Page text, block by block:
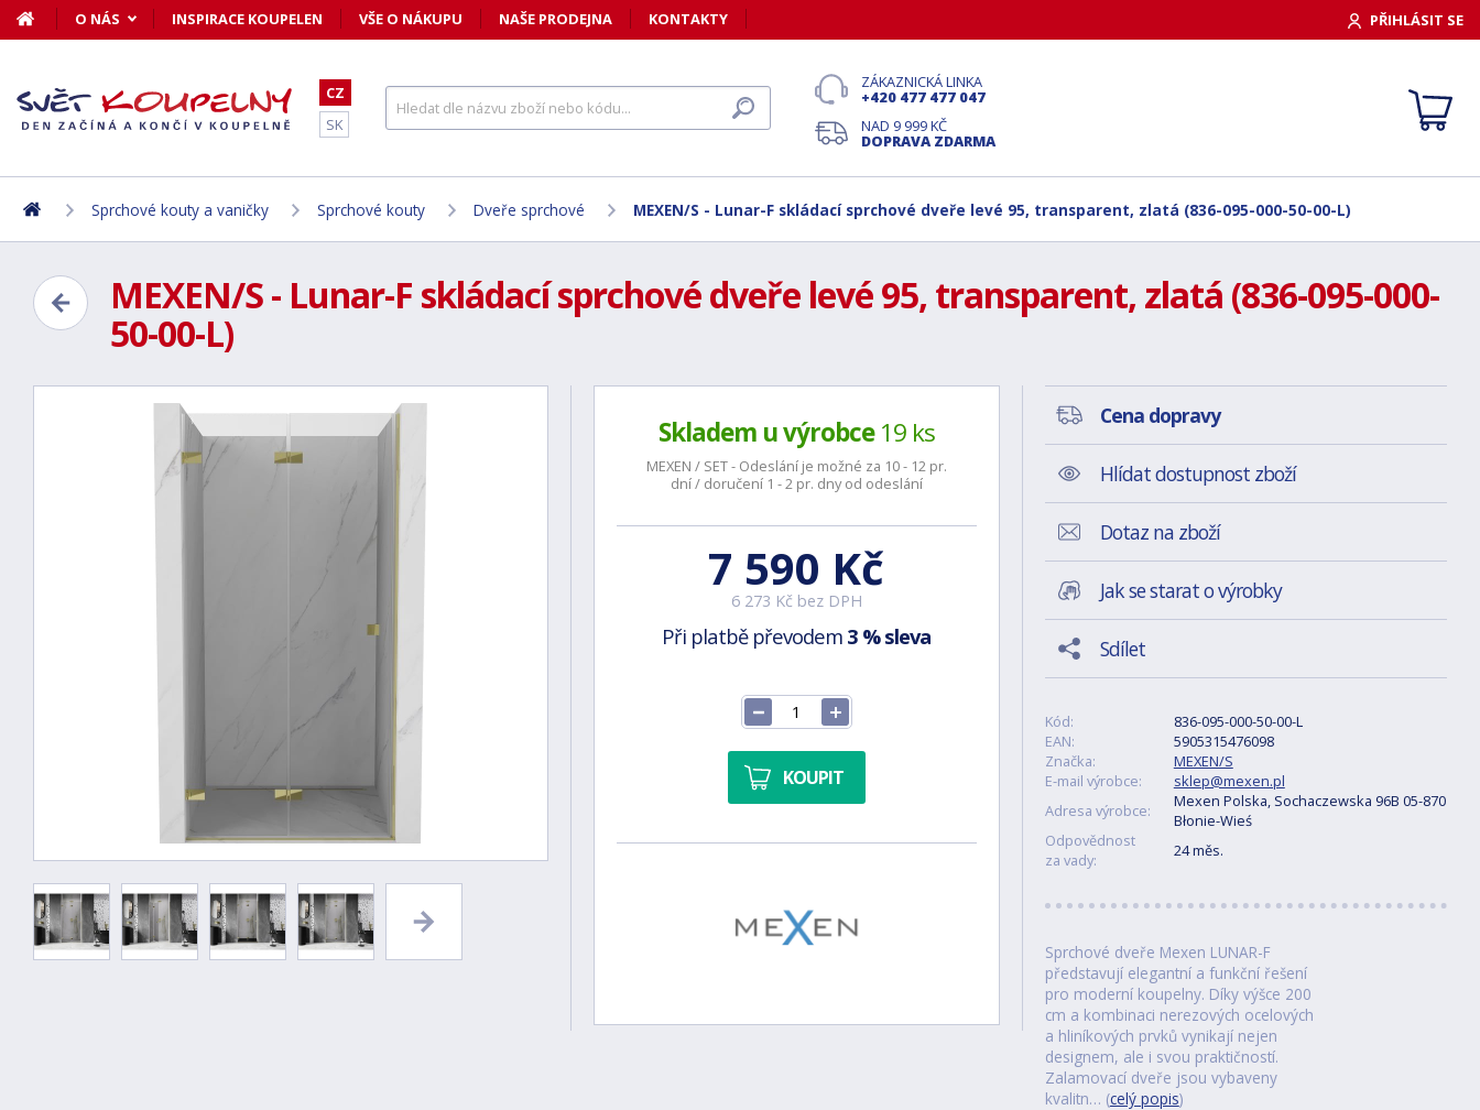
O NÁS INSPIRACE KOUPELEN VŠE O NÁKUPU NAŠE PRODEJNA KONTAKTY PŘIHLÁSIT SE
CZ
SK
ZÁKAZNICKÁ LINKA
+420 477 477 047
NAD 9 999 KČ
DOPRAVA ZDARMA
Sprchové kouty a vaničky Sprchové kouty Dveře sprchové MEXEN/S - Lunar-F skládací sprchové dveře levé 95, transparent, zlatá (836-095-000-50-00-L)
MEXEN/S - Lunar-F skládací sprchové dveře levé 95, transparent, zlatá (836-095-000-
50-00-L)
Skladem u výrobce19 ks
MEXEN / SET - Odeslání je možné za 10 - 12 pr.
dní / doručení 1 - 2 pr. dny od odeslání
7 590 Kč
6 273 Kč bez DPH
Při platbě převodem 3 % sleva
KOUPIT
Cena dopravy
Hlídat dostupnost zboží
Dotaz na zboží
Jak se starat o výrobky
Sdílet
Kód:
836-095-000-50-00-L
EAN:
5905315476098
Značka:
MEXEN/S
E-mail výrobce:
sklep@mexen.pl
Adresa výrobce:
Mexen Polska, Sochaczewska 96B 05-870
Błonie-Wieś
Odpovědnost
za vady:
24 měs.
Sprchové dveře Mexen LUNAR-F
představují elegantní a funkční řešení
pro moderní koupelny. Díky výšce 200
cm a kombinaci nerezových ocelových
a hliníkových prvků vynikají nejen
designem, ale i svou praktičností.
Zalamovací dveře jsou vybaveny
kvalitn… (celý popis)